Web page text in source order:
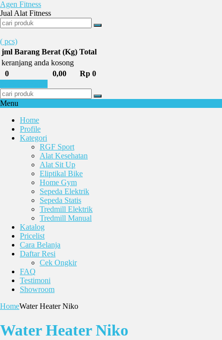
Agen Fitness
Jual Alat Fitness
( pcs)
jml Barang Berat (Kg) Total
keranjang anda kosong
0
0,00
Rp 0
Menu
Home
Profile
Kategori
RGF Sport
Alat Kesehatan
Alat Sit Up
Eliptikal Bike
Home Gym
Sepeda Elektrik
Sepeda Statis
Tredmill Elektrik
Tredmill Manual
Katalog
Pricelist
Cara Belanja
Daftar Resi
Cek Ongkir
FAQ
Testimoni
Showroom
HomeWater Heater Niko
Water Heater Niko